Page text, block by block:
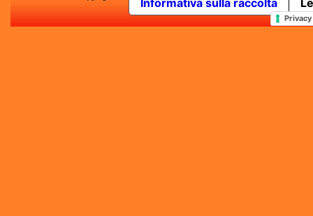
In qualità di Affiliato
Informativa sulla raccolta